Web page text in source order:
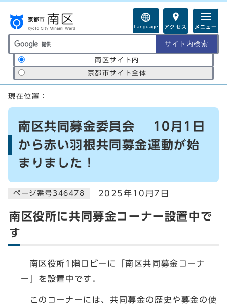
Language アクセス メニュー
サイト内検索の範囲
南区サイト内
京都市サイト全体
ここから本文です
現在位置：
南区共同募金委員会 10月1日
から赤い羽根共同募金運動が始
まりました！
ページ番号346478 2025年10月7日
南区役所に共同募金コーナー設置中で
す
南区役所1階ロビーに「南区共同募金コーナ
ー」を設置中です。
このコーナーには、共同募金の歴史や募金の使